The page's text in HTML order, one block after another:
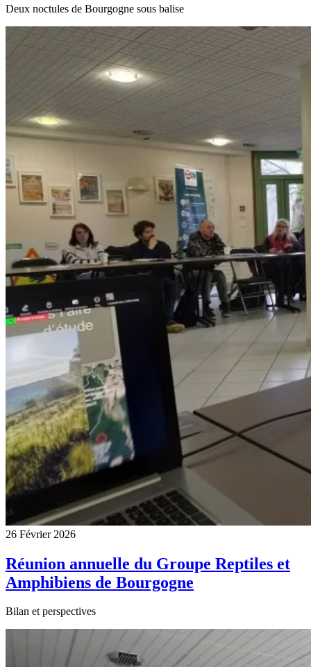
Deux noctules de Bourgogne sous balise
26 Février 2026
Réunion annuelle du Groupe Reptiles et
Amphibiens de Bourgogne
Bilan et perspectives